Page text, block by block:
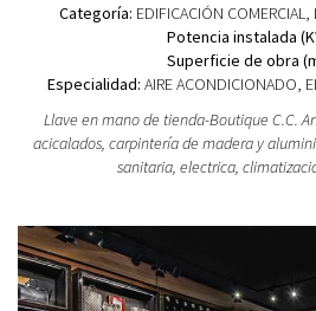
Categoría: EDIFICACIÓN COMERCIAL,
Potencia instalada
Superficie de obra
Especialidad: AIRE ACONDICIONADO,
Llave en mano de tienda-Boutique C.C.
acicalados, carpintería de madera y
sanitaria, electrica,